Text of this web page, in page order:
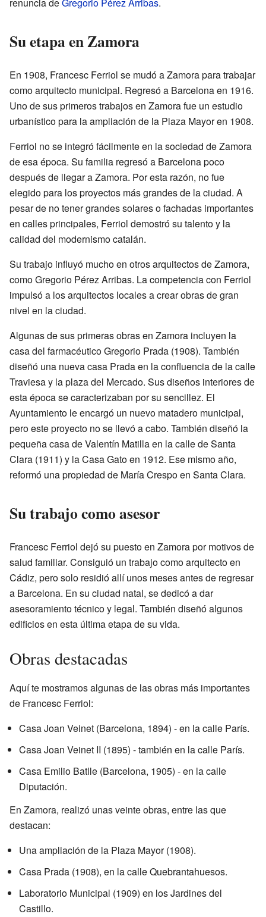
renuncia deGregorio Pérez Arribas.
Su etapa en Zamora
En 1908, Francesc Ferriol se mudó a Zamora para trabajar
como arquitecto municipal. Regresó a Barcelona en 1916.
Uno de sus primeros trabajos en Zamora fue un estudio
urbanístico para la ampliación de la Plaza Mayor en 1908.
Ferriol no se integró fácilmente en la sociedad de Zamora
de esa época. Su familia regresó a Barcelona poco
después de llegar a Zamora. Por esta razón, no fue
elegido para los proyectos más grandes de la ciudad. A
pesar de no tener grandes solares o fachadas importantes
en calles principales, Ferriol demostró su talento y la
calidad del modernismo catalán.
Su trabajo influyó mucho en otros arquitectos de Zamora,
como Gregorio Pérez Arribas. La competencia con Ferriol
impulsó a los arquitectos locales a crear obras de gran
nivel en la ciudad.
Algunas de sus primeras obras en Zamora incluyen la
casa del farmacéutico Gregorio Prada (1908). También
diseñó una nueva casa Prada en la confluencia de la calle
Traviesa y la plaza del Mercado. Sus diseños interiores de
esta época se caracterizaban por su sencillez. El
Ayuntamiento le encargó un nuevo matadero municipal,
pero este proyecto no se llevó a cabo. También diseñó la
pequeña casa de Valentín Matilla en la calle de Santa
Clara (1911) y la Casa Gato en 1912. Ese mismo año,
reformó una propiedad de María Crespo en Santa Clara.
Su trabajo como asesor
Francesc Ferriol dejó su puesto en Zamora por motivos de
salud familiar. Consiguió un trabajo como arquitecto en
Cádiz, pero solo residió allí unos meses antes de regresar
a Barcelona. En su ciudad natal, se dedicó a dar
asesoramiento técnico y legal. También diseñó algunos
edificios en esta última etapa de su vida.
Obras destacadas
Aquí te mostramos algunas de las obras más importantes
de Francesc Ferriol:
Casa Joan Veinet (Barcelona, 1894) - en la calle París.
Casa Joan Veinet II (1895) - también en la calle París.
Casa Emilio Batlle (Barcelona, 1905) - en la calle
Diputación.
En Zamora, realizó unas veinte obras, entre las que
destacan:
Una ampliación de la Plaza Mayor (1908).
Casa Prada (1908), en la calle Quebrantahuesos.
Laboratorio Municipal (1909) en los Jardines del
Castillo.